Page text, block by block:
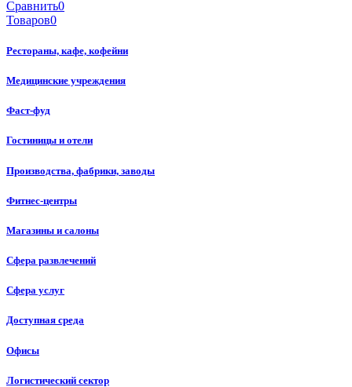
Сравнить0
Товаров0
Рестораны, кафе, кофейни
Медицинские учреждения
Фаст-фуд
Гостиницы и отели
Производства, фабрики, заводы
Фитнес-центры
Магазины и салоны
Сфера развлечений
Сфера услуг
Доступная среда
Офисы
Логистический сектор